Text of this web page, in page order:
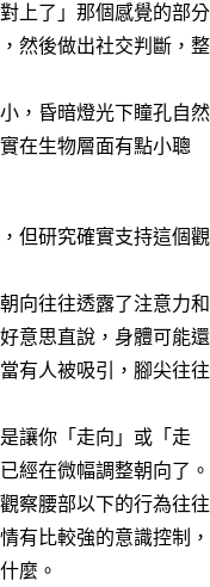
上了」那個感覺的部分
然後做出社交判斷，整
，昏暗燈光下瞳孔自然
在生物層面有點小聰
但研究確實支持這個觀
向往往透露了注意力和
意思直說，身體可能還
有人被吸引，腳尖往往
讓你「走向」或「走
經在微幅調整朝向了。
察腰部以下的行為往往
有比較強的意識控制，
麼。